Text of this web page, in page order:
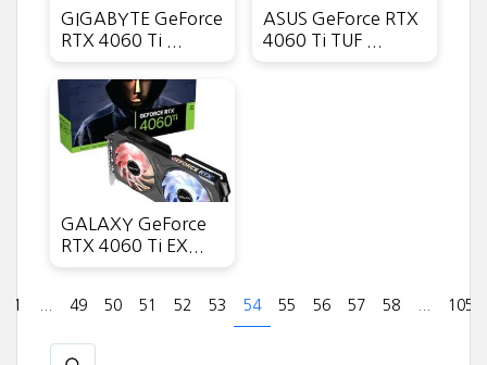
GIGABYTE GeForce
RTX 4060 Ti ...
ASUS GeForce RTX
4060 Ti TUF ...
GALAXY GeForce
RTX 4060 Ti EX...
1 49 50 51 52 53 54 55 56 57 58 105